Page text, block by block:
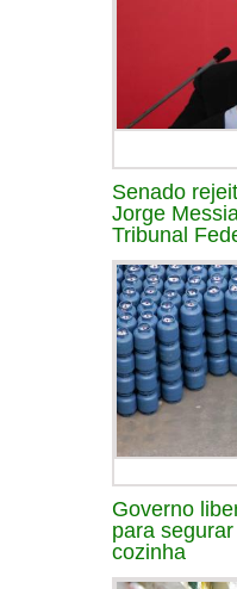
Senado
Jorge
Tribunal
Governo
para
cozinha